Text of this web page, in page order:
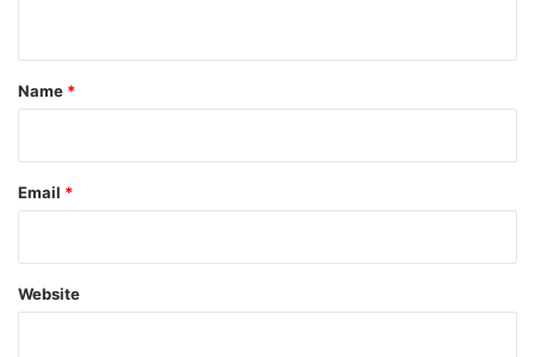
*
Name *
Email *
Website